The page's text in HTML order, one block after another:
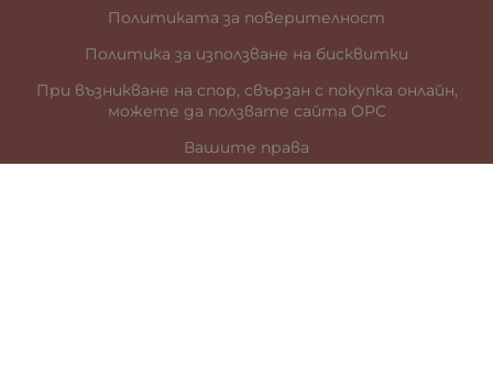
Политиката за поверителност
Политика за използване на бисквитки
При възникване на спор, свързан с покупка онлайн,
можете да ползвате сайта ОРС
Вашите права